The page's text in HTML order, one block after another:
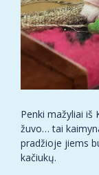
Penki mažyliai iš
žuvo… tai
pradžioje jiems
kačiukų.